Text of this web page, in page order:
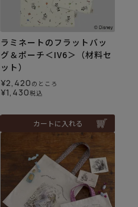
ラミネートのフラットバッ
グ＆ポーチ＜IV6＞（材料セ
ット）
¥2,420 のところ
¥1,430税込
カートに入れる